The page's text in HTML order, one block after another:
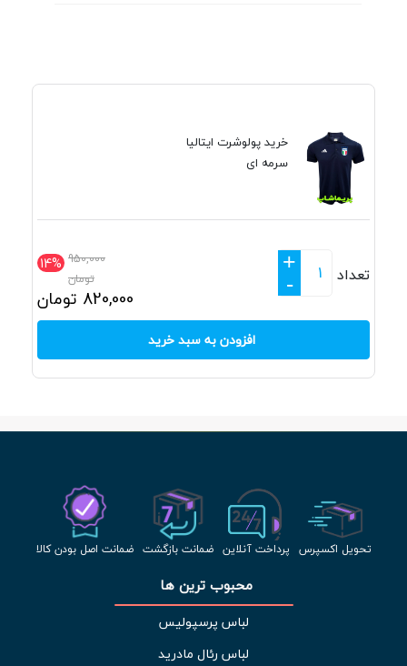
خرید پولوشرت ایتالیا
سرمه ای
14% 950,000
تومان
820,000 تومان
تعداد
+
-
افزودن به سبد خرید
تحویل اکسپرس پرداخت آنلاین ضمانت بازگشت ضمانت اصل بودن کالا
محبوب ترین ها
لباس پرسپولیس
لباس رئال مادرید